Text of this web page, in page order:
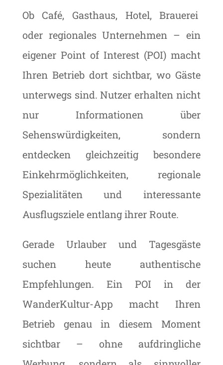
Ob Café, Gasthaus, Hotel, Brauerei
oder regionales Unternehmen – ein
eigener Point of Interest (POI) macht
Ihren Betrieb dort sichtbar, wo Gäste
unterwegs sind. Nutzer erhalten nicht
nur Informationen über
Sehenswürdigkeiten, sondern
entdecken gleichzeitig besondere
Einkehrmöglichkeiten, regionale
Spezialitäten und interessante
Ausflugsziele entlang ihrer Route.
Gerade Urlauber und Tagesgäste
suchen heute authentische
Empfehlungen. Ein POI in der
WanderKultur-App macht Ihren
Betrieb genau in diesem Moment
sichtbar – ohne aufdringliche